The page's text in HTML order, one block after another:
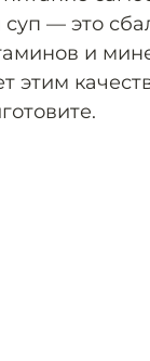
— это
и
этим